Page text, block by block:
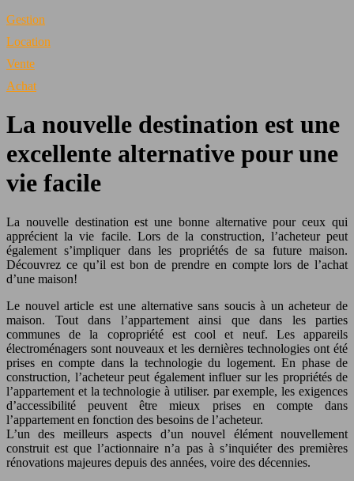
Gestion
Location
Vente
Achat
La nouvelle destination est une
excellente alternative pour une
vie facile
La nouvelle destination est une bonne alternative pour ceux qui
apprécient la vie facile. Lors de la construction, l’acheteur peut
également s’impliquer dans les propriétés de sa future maison.
Découvrez ce qu’il est bon de prendre en compte lors de l’achat
d’une maison!
Le nouvel article est une alternative sans soucis à un acheteur de
maison. Tout dans l’appartement ainsi que dans les parties
communes de la copropriété est cool et neuf. Les appareils
électroménagers sont nouveaux et les dernières technologies ont été
prises en compte dans la technologie du logement. En phase de
construction, l’acheteur peut également influer sur les propriétés de
l’appartement et la technologie à utiliser. par exemple, les exigences
d’accessibilité peuvent être mieux prises en compte dans
l’appartement en fonction des besoins de l’acheteur.
L’un des meilleurs aspects d’un nouvel élément nouvellement
construit est que l’actionnaire n’a pas à s’inquiéter des premières
rénovations majeures depuis des années, voire des décennies.